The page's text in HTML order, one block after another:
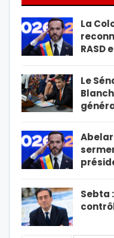
La
RASD
Le
Sebta